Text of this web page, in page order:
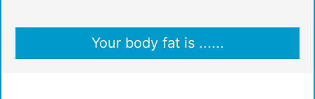
Your body fat is ......